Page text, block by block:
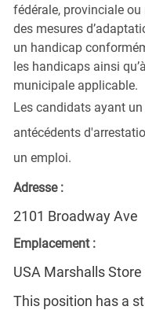
fédérale, provinciale
des mesures
un handicap
les handicaps ainsi
municipale applicable.
Les candidats ayant
antécédents
un emploi.
Adresse :
2101 Broadway Ave
Emplacement :
USA Marshalls
This position has a